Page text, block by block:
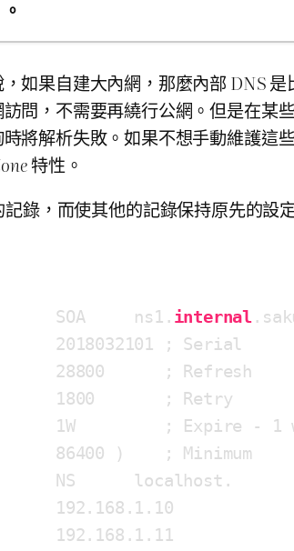
WRT 固件
Zone）
玩
址構建雙棧網路
ONT 設定橋接
影響 Port Forwarding 的問題
如果自建大內網，那麼內部 DNS
問，不需要再繞行公網。但是在
將解析失敗。如果不想手動維護
特性。
錄，而使其他的記錄保持原先的設
SOA     ns1. internal
2018032101 ; Serial
28800
      ; Refresh
1800
       ; Retry
1W         ; Expire - 1
86400 )    ; Minimum
NS      localhost.
A 192.168 .1 .10
A 192.168 .1 .11